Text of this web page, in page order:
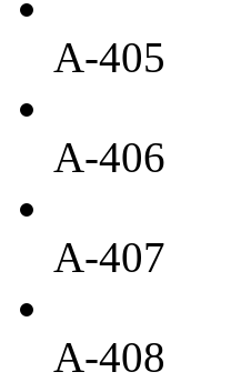
A-405
A-406
A-407
A-408